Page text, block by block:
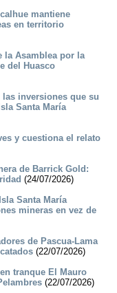
mantiene
en territorio
la Asamblea por la
del Huasco
inversiones que su
Santa María
y cuestiona el relato
de Barrick Gold:
(24/07/2026)
Santa María
mineras en vez de
de Pascua-Lama
(22/07/2026)
tranque El Mauro
(22/07/2026)